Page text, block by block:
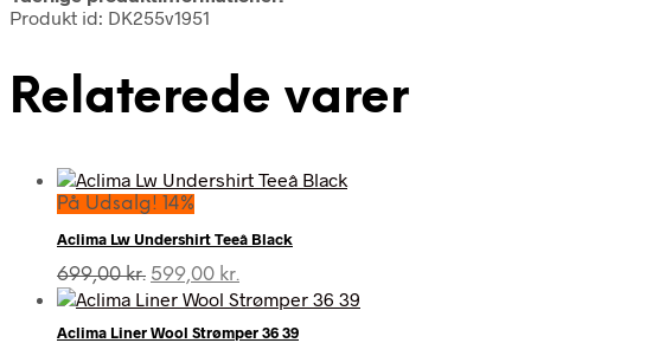
Produkt id: DK255v1951
Relaterede varer
På Udsalg! 14%
Aclima Lw Undershirt Teeâ Black
699,00kr. Den
oprindelige
var:
599,00 kr.
aktuelle
er:
Aclima Liner Wool Strømper 36 39